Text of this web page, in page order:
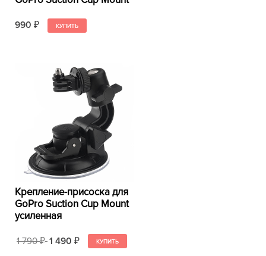
990 ₽
Крепление-присоска для
GoPro Suction Cup Mount
усиленная
1 790₽ 1 490 ₽